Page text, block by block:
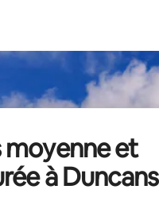
moyenne et
à Duncans